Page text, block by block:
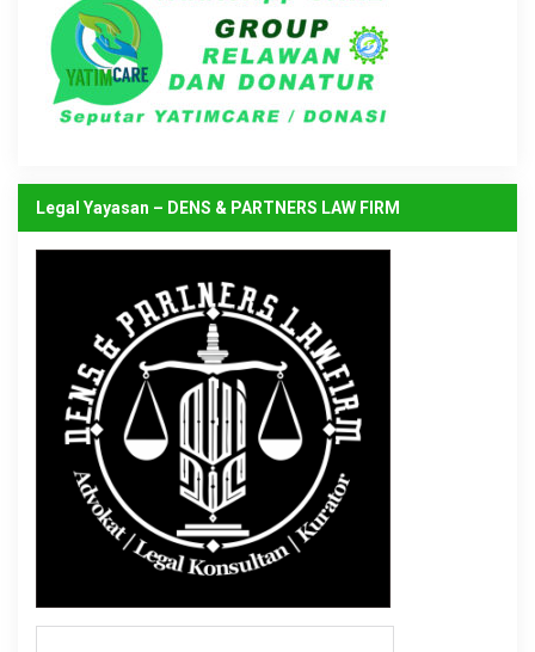
Legal Yayasan – DENS & PARTNERS LAW FIRM